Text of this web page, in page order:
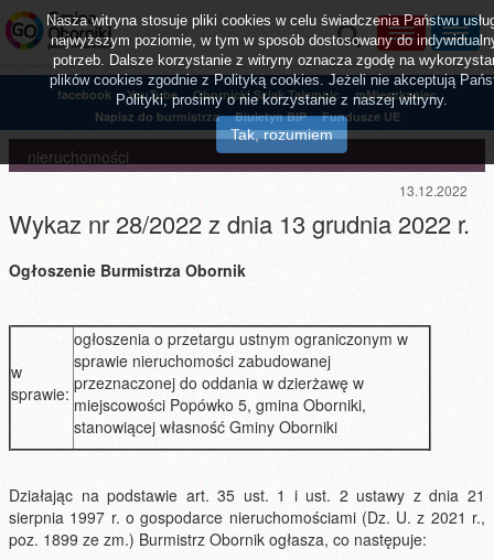
facebook YouTube Obornicki Szlak Tajemnic
mMieszkaniec
Napisz do burmistrza
Biuletyn BIP Fundusze UE
nieruchomości
13.12.2022
Wykaz nr 28/2022 z dnia 13 grudnia 2022 r.
Ogłoszenie Burmistrza Obornik
w
sprawie:
ogłoszenia o przetargu ustnym ograniczonym w
sprawie nieruchomości zabudowanej
przeznaczonej do oddania w dzierżawę w
miejscowości Popówko 5, gmina Oborniki,
stanowiącej własność Gminy Oborniki
Działając na podstawie art. 35 ust. 1 i ust. 2 ustawy z dnia 21
sierpnia 1997 r. o gospodarce nieruchomościami (Dz. U. z 2021 r.,
poz. 1899 ze zm.) Burmistrz Obornik ogłasza, co następuje:
Nasza witryna stosuje pliki cookies w celu świadczenia Państwu
najwyższym poziomie, w tym w sposób dostosowany do
potrzeb. Dalsze korzystanie z witryny oznacza zgodę na
plików cookies zgodnie z Polityką cookies. Jeżeli nie akceptują
Polityki, prosimy o nie korzystanie z naszej witryny.